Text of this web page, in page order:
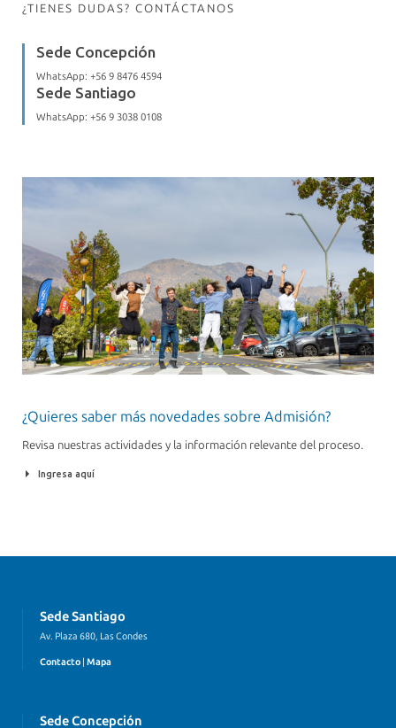
¿TIENES DUDAS? CONTÁCTANOS
Sede Concepción
WhatsApp:+56 9 8476 4594
Sede Santiago
WhatsApp:+56 9 3038 0108
¿Quieres saber más novedades sobre Admisión?
Revisa nuestras actividades y la información relevante del proceso.
Ingresa aquí
Sede Santiago
Av. Plaza 680, Las Condes
Contacto Mapa
Sede Concepción